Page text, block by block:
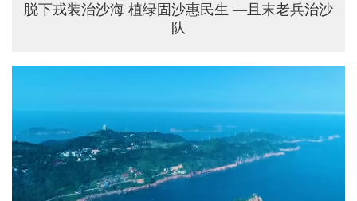
脱下戎装治沙海 植绿固沙惠民生 —且末老兵治沙
队